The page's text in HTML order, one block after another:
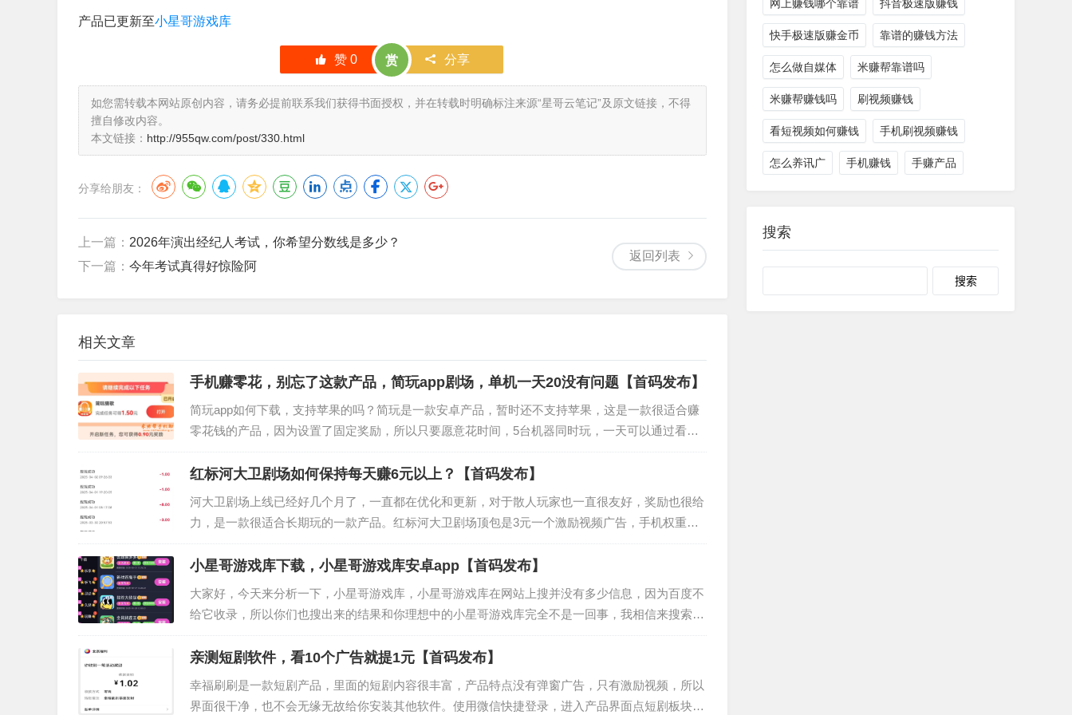
产品已更新至小星哥游戏库
赞 0 赏 分享
如您需转载本网站原创内容，请务必提前联系我们获得书面授权，并在转载时明确标注来源“星哥云笔记”及原文链接，不得
擅自修改内容。
本文链接： http://955qw.com/post/330.html
分享给朋友：
返回列表
上一篇： 2026年演出经纪人考试，你希望分数线是多少？
下一篇： 今年考试真得好惊险阿
相关文章
手机赚零花，别忘了这款产品，简玩app剧场，单机一天20没有问题【首码发布】
简玩app如何下载，支持苹果的吗？简玩是一款安卓产品，暂时还不支持苹果，这是一款很适合赚
零花钱的产品，因为设置了固定奖励，所以只要愿意花时间，5台机器同时玩，一天可以通过看广
告的形式至少可以赚取50元…
红标河大卫剧场如何保持每天赚6元以上？【首码发布】
河大卫剧场上线已经好几个月了，一直都在优化和更新，对于散人玩家也一直很友好，奖励也很给
力，是一款很适合长期玩的一款产品。红标河大卫剧场顶包是3元一个激励视频广告，手机权重好
的一天可以通过看广告获得30…
小星哥游戏库下载，小星哥游戏库安卓app【首码发布】
大家好，今天来分析一下，小星哥游戏库，小星哥游戏库在网站上搜并没有多少信息，因为百度不
给它收录，所以你们也搜出来的结果和你理想中的小星哥游戏库完全不是一回事，我相信来搜索引
擎搜索的人，大概率是是看到了…
亲测短剧软件，看10个广告就提1元【首码发布】
幸福刷刷是一款短剧产品，里面的短剧内容很丰富，产品特点没有弹窗广告，只有激励视频，所以
界面很干净，也不会无缘无故给你安装其他软件。使用微信快捷登录，进入产品界面点短剧板块，
网上赚钱哪个靠谱 抖音极速版赚钱
快手极速版赚金币 靠谱的赚钱方法
怎么做自媒体 米赚帮靠谱吗
米赚帮赚钱吗 刷视频赚钱
看短视频如何赚钱 手机刷视频赚钱
怎么养讯广 手机赚钱 手赚产品
搜索
Search